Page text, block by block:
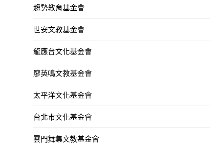
趨勢教育基金會
世安文教基金會
龍應台文化基金會
廖英鳴文教基金會
太平洋文化基金會
台北市文化基金會
雲門舞集文教基金會